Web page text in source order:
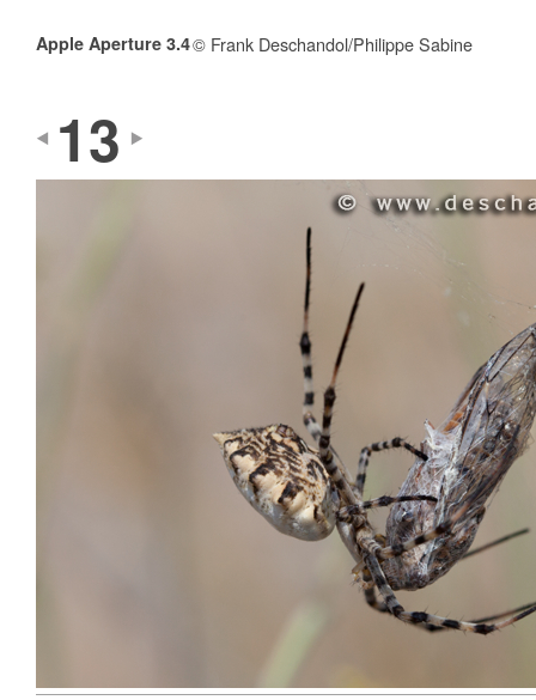
Apple Aperture 3.4© Frank Deschandol/Philippe Sabine
13